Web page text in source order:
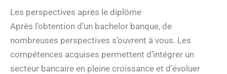
Les perspectives après le diplôme
Après l’obtention d’un bachelor banque, de
nombreuses perspectives s’ouvrent à vous. Les
compétences acquises permettent d’intégrer un
secteur bancaire en pleine croissance et d’évoluer